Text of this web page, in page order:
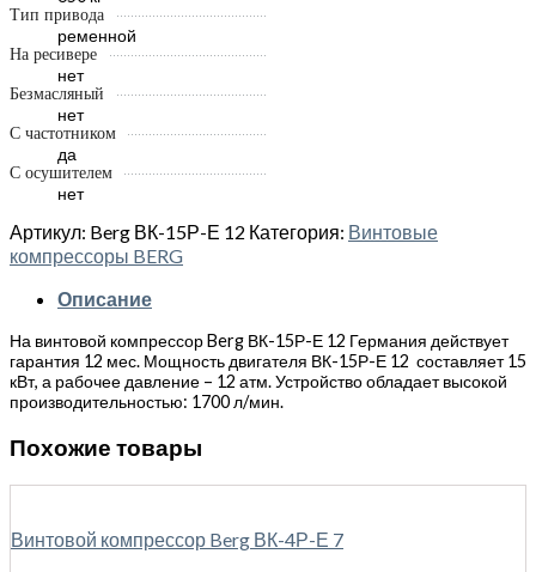
Тип привода
ременной
На ресивере
нет
Безмасляный
нет
С частотником
да
С осушителем
нет
Артикул: Berg ВК-15Р-Е 12 Категория: Винтовые
компрессоры BERG
Описание
На винтовой компрессор Berg ВК-15Р-Е 12 Германия действует
гарантия 12 мес. Мощность двигателя ВК-15Р-Е 12 составляет 15
кВт, а рабочее давление – 12 атм. Устройство обладает высокой
производительностью: 1700 л/мин.
Похожие товары
Винтовой компрессор Berg ВК-4Р-Е 7